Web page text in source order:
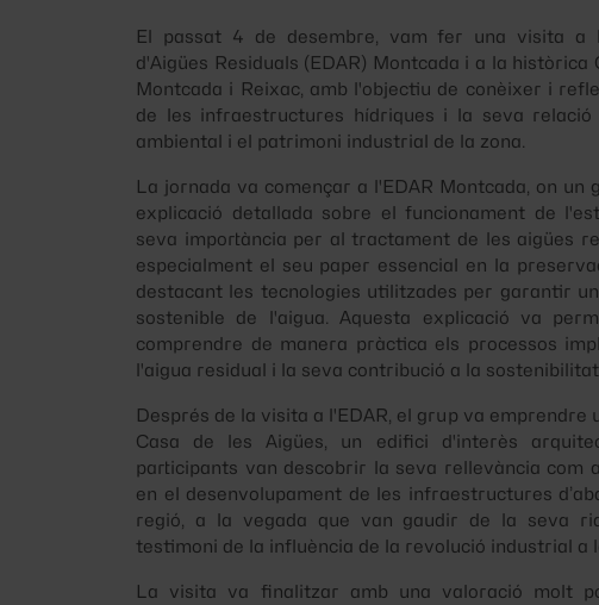
El passat 4 de desembre, vam fer una visita a
d'Aigües Residuals (EDAR) Montcada i a la històrica
Montcada i Reixac, amb l'objectiu de conèixer i
de les infraestructures hídriques i la seva
ambiental i el patrimoni industrial de la zona.
La jornada va començar a l'EDAR Montcada, on un
explicació detallada sobre el funcionament de
seva importància per al tractament de les aigües
especialment el seu paper essencial en la
destacant les tecnologies utilitzades per garantir
sostenible de l'aigua. Aquesta explicació va
comprendre de manera pràctica els processos
l'aigua residual i la seva contribució a la
Després de la visita a l'EDAR, el grup va emprendre
Casa de les Aigües, un edifici d'interès
participants van descobrir la seva rellevància com
en el desenvolupament de les infraestructures
regió, a la vegada que van gaudir de la seva
testimoni de la influència de la revolució industrial a
La visita va finalitzar amb una valoració molt